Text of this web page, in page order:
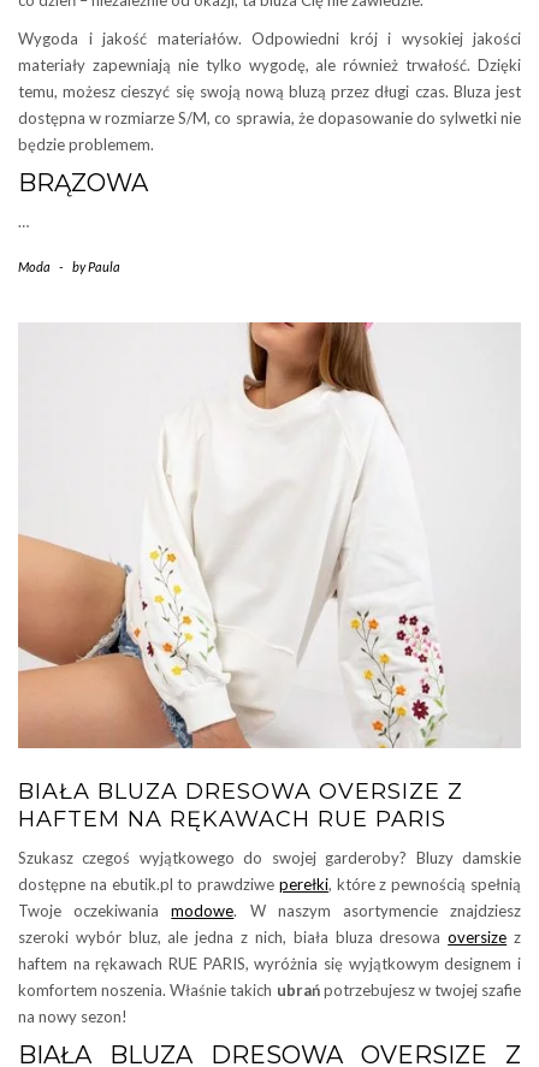
Wygoda i jakość materiałów. Odpowiedni krój i wysokiej jakości
materiały zapewniają nie tylko wygodę, ale również trwałość. Dzięki
temu, możesz cieszyć się swoją nową bluzą przez długi czas. Bluza jest
dostępna w rozmiarze S/M, co sprawia, że dopasowanie do sylwetki nie
będzie problemem.
BRĄZOWA
…
Moda - byPaula
BIAŁA BLUZA DRESOWA OVERSIZE Z
HAFTEM NA RĘKAWACH RUE PARIS
Szukasz czegoś wyjątkowego do swojej garderoby? Bluzy damskie
dostępne na ebutik.pl to prawdziwe perełki, które z pewnością spełnią
Twoje oczekiwaniamodowe. W naszym asortymencie znajdziesz
szeroki wybór bluz, ale jedna z nich, biała bluza dresowaoversize z
haftem na rękawach RUE PARIS, wyróżnia się wyjątkowym designem i
komfortem noszenia. Właśnie takich ubrańpotrzebujesz w twojej szafie
na nowy sezon!
BIAŁA BLUZA DRESOWA OVERSIZE Z